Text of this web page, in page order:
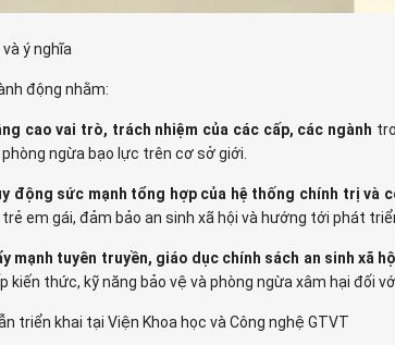
ý nghĩa
động nhằm:
cao vai trò, trách nhiệm của các cấp, các ngành
phòng ngừa bạo lực trên cơ sở giới.
động sức mạnh tổng hợp của hệ thống chính trị và
trẻ em gái, đảm bảo an sinh xã hội và hướng tới phát
mạnh tuyên truyền, giáo dục chính sách an sinh xã
kiến thức, kỹ năng bảo vệ và phòng ngừa xâm hại đối
triển khai tại Viện Khoa học và Công nghệ GTVT